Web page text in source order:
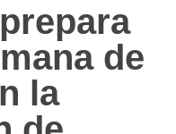
de
la